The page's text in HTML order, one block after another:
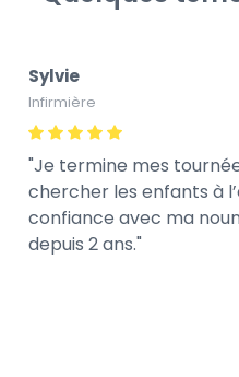
Sylvie
Infirmière
Je termine mes
chercher les enfants à
confiance avec ma
depuis 2 ans.